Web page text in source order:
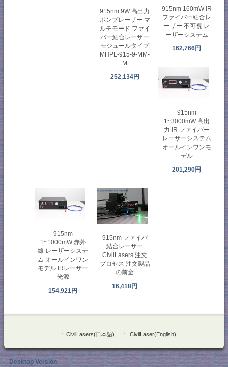
915nm 9W 高出力
ポンプレーザー マ
ルチモード ファイ
バー結合レーザー
モジュールタイプ
MHPL-915-9-MM-
M
252,134円
915nm 160mW IR
ファイバー結合レ
ーザー 不可視 レ
ーザーシステム
162,766円
915nm
1~3000mW 高出
力 IR ファイバー
レーザーシステム
オールインワンモ
デル
201,290円
915nm
1~1000mW 赤外
線 レーザーシステ
ム オールインワン
モデル IRレーザー
光源
154,921円
915nm ファイバ
結合レーザー
CivilLasers 注文
プロセス 注文製品
の前金
16,418円
:: CivilLasers(日本語) :: CivilLaser(English)
Desktop Version